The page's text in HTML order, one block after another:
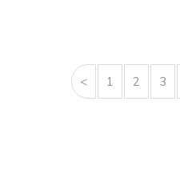
< 1 2 3